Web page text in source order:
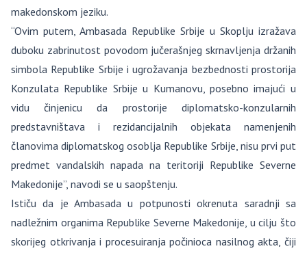
makedonskom jeziku.
“Ovim putem, Ambasada Republike Srbije u Skoplju izražava
duboku zabrinutost povodom jučerašnjeg skrnavljenja držanih
simbola Republike Srbije i ugrožavanja bezbednosti prostorija
Konzulata Republike Srbije u Kumanovu, posebno imajući u
vidu činjenicu da prostorije diplomatsko-konzularnih
predstavništava i rezidancijalnih objekata namenjenih
članovima diplomatskog osoblja Republike Srbije, nisu prvi put
predmet vandalskih napada na teritoriji Republike Severne
Makedonije”, navodi se u saopštenju.
Ističu da je Ambasada u potpunosti okrenuta saradnji sa
nadležnim organima Republike Severne Makedonije, u cilju što
skorijeg otkrivanja i procesuiranja počinioca nasilnog akta, čiji